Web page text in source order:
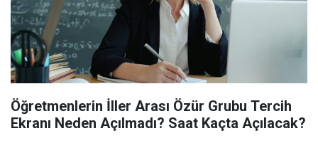
Öğretmenlerin İller Arası Özür Grubu Tercih
Ekranı Neden Açılmadı? Saat Kaçta Açılacak?